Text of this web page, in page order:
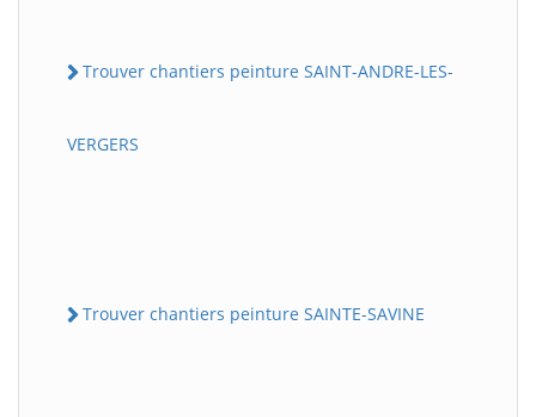
Trouver chantiers peinture SAINT-ANDRE-LES-
VERGERS
Trouver chantiers peinture SAINTE-SAVINE